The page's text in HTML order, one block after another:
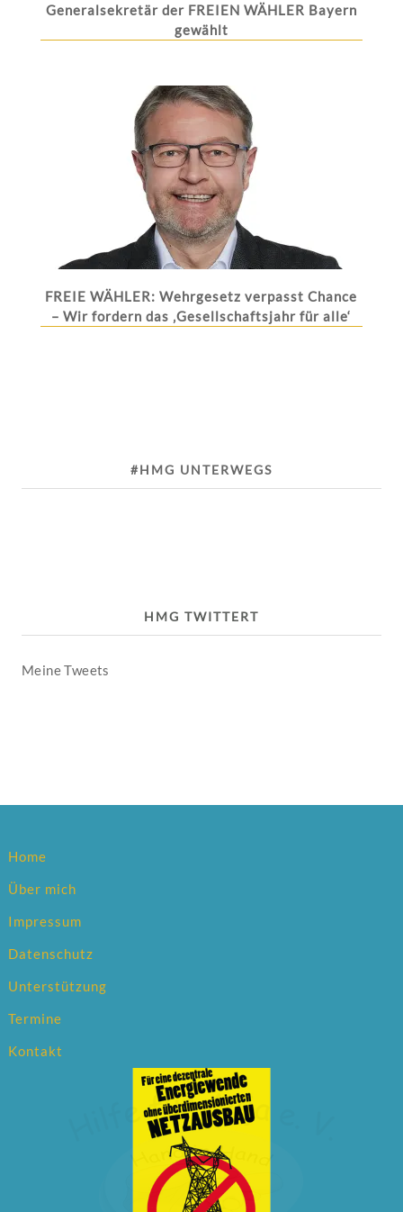
Generalsekretär der FREIEN WÄHLER Bayern
gewählt
FREIE WÄHLER: Wehrgesetz verpasst Chance
– Wir fordern das ‚Gesellschaftsjahr für alle‘
#HMG UNTERWEGS
HMG TWITTERT
Meine Tweets
Home
Über mich
Impressum
Datenschutz
Unterstützung
Termine
Kontakt